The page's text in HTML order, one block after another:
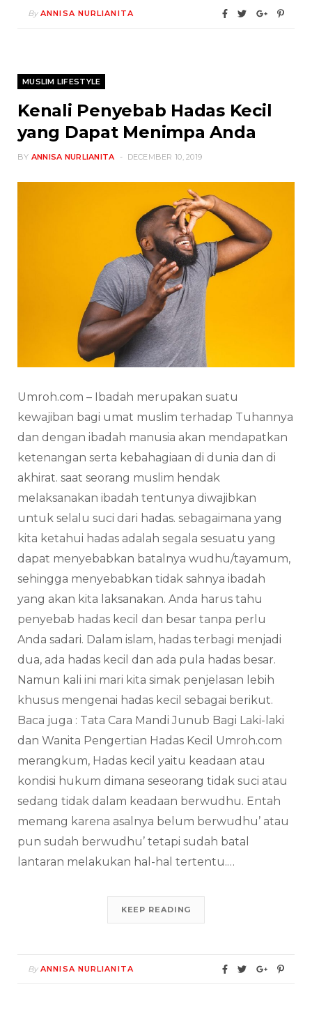
By ANNISA NURLIANITA
MUSLIM LIFESTYLE
Kenali Penyebab Hadas Kecil
yang Dapat Menimpa Anda
BY ANNISA NURLIANITA DECEMBER 10, 2019
Umroh.com – Ibadah merupakan suatu
kewajiban bagi umat muslim terhadap Tuhannya
dan dengan ibadah manusia akan mendapatkan
ketenangan serta kebahagiaan di dunia dan di
akhirat. saat seorang muslim hendak
melaksanakan ibadah tentunya diwajibkan
untuk selalu suci dari hadas. sebagaimana yang
kita ketahui hadas adalah segala sesuatu yang
dapat menyebabkan batalnya wudhu/tayamum,
sehingga menyebabkan tidak sahnya ibadah
yang akan kita laksanakan. Anda harus tahu
penyebab hadas kecil dan besar tanpa perlu
Anda sadari. Dalam islam, hadas terbagi menjadi
dua, ada hadas kecil dan ada pula hadas besar.
Namun kali ini mari kita simak penjelasan lebih
khusus mengenai hadas kecil sebagai berikut.
Baca juga : Tata Cara Mandi Junub Bagi Laki-laki
dan Wanita Pengertian Hadas Kecil Umroh.com
merangkum, Hadas kecil yaitu keadaan atau
kondisi hukum dimana seseorang tidak suci atau
sedang tidak dalam keadaan berwudhu. Entah
memang karena asalnya belum berwudhu’ atau
pun sudah berwudhu’ tetapi sudah batal
lantaran melakukan hal-hal tertentu.…
KEEP READING
By ANNISA NURLIANITA